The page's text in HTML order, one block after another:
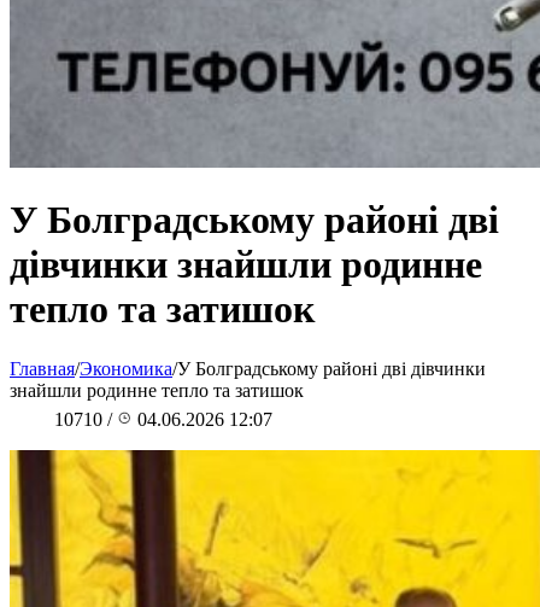
У Болградському районі дві
дівчинки знайшли родинне
тепло та затишок
Главная/Экономика/У Болградському районі дві дівчинки
знайшли родинне тепло та затишок
10710 / 04.06.2026 12:07